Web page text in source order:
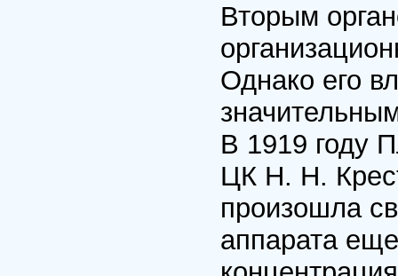
Вторым
Однако его
В 1919 году
ЦК Н. Н.
произошла
аппарата